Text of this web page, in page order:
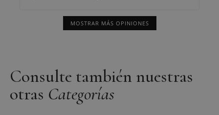
MOSTRAR MÁS OPINIONES
Consulte también nuestras
otras Categorías